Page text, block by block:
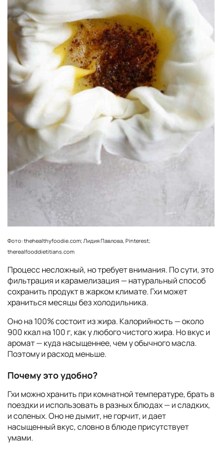
Фото: thehealthyfoodie.com; Лидия Павлова, Pinterest;
therealfooddietitians.com
Процесс несложный, но требует внимания. По сути, это
фильтрация и карамелизация — натуральный способ
сохранить продукт в жарком климате. Гхи может
храниться месяцы без холодильника.
Оно на 100% состоит из жира. Калорийность — около
900 ккал на 100 г, как у любого чистого жира. Но вкус и
аромат — куда насыщеннее, чем у обычного масла.
Поэтому и расход меньше.
Почему это удобно?
Гхи можно хранить при комнатной температуре, брать в
поездки и использовать в разных блюдах — и сладких,
и соленых. Оно не дымит, не горчит, и дает
насыщенный вкус, словно в блюде присутствует
умами.